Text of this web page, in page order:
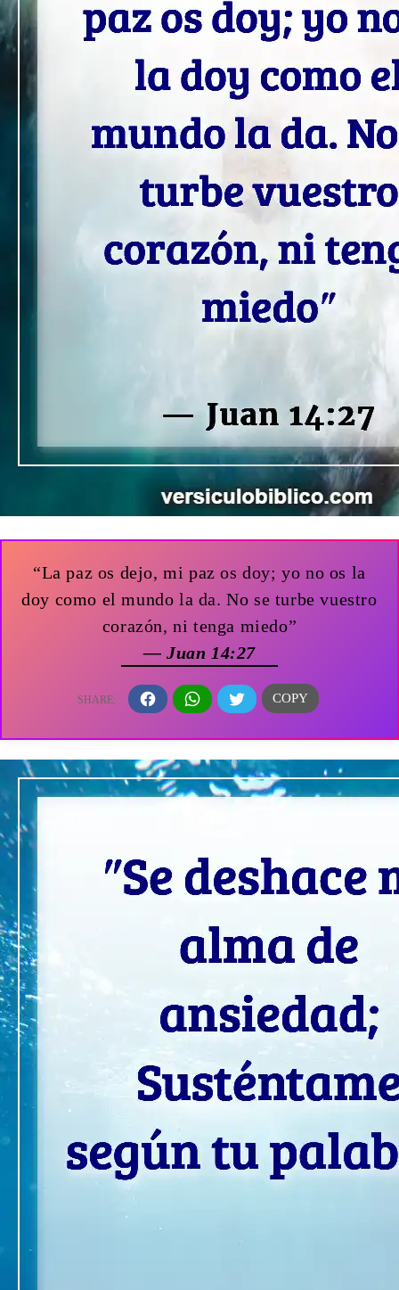
“La paz os dejo, mi paz os doy; yo no os la
doy como el mundo la da. No se turbe vuestro
corazón, ni tenga miedo”
— Juan 14:27